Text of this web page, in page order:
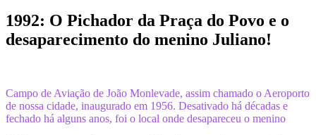
1992: O Pichador da Praça do Povo e o
desaparecimento do menino Juliano!
Campo de Aviação de João Monlevade, assim chamado o Aeroporto
de nossa cidade, inaugurado em 1956. Desativado há décadas e
fechado há alguns anos, foi o local onde desapareceu o menino